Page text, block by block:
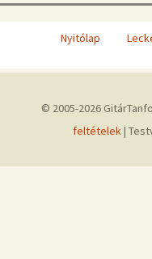
Nyitólap
© 2005-2026
feltételek|